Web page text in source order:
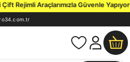
Rejimli Araçlarımızla Güvenle